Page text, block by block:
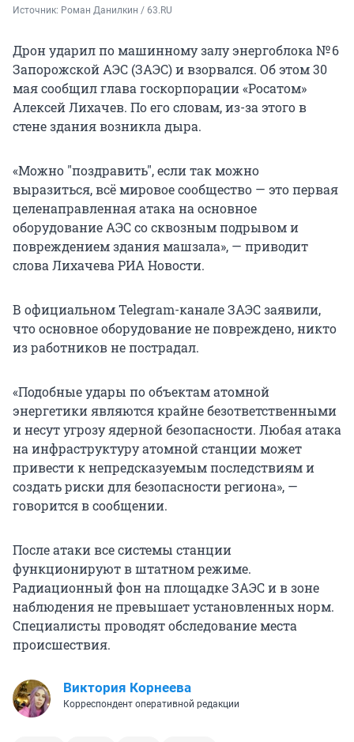
Источник: Роман Данилкин / 63.RU
Дрон ударил по машинному залу энергоблока № 6
Запорожской АЭС (ЗАЭС) и взорвался. Об этом 30
мая сообщил глава госкорпорации «Росатом»
Алексей Лихачев. По его словам, из-за этого в
стене здания возникла дыра.
«Можно "поздравить", если так можно
выразиться, всё мировое сообщество — это первая
целенаправленная атака на основное
оборудование АЭС со сквозным подрывом и
повреждением здания машзала», — приводит
слова Лихачева РИА Новости.
В официальном Telegram-канале ЗАЭС заявили,
что основное оборудование не повреждено, никто
из работников не пострадал.
«Подобные удары по объектам атомной
энергетики являются крайне безответственными
и несут угрозу ядерной безопасности. Любая атака
на инфраструктуру атомной станции может
привести к непредсказуемым последствиям и
создать риски для безопасности региона», —
говорится в сообщении.
После атаки все системы станции
функционируют в штатном режиме.
Радиационный фон на площадке ЗАЭС и в зоне
наблюдения не превышает установленных норм.
Специалисты проводят обследование места
происшествия.
Виктория Корнеева
Корреспондент оперативной редакции